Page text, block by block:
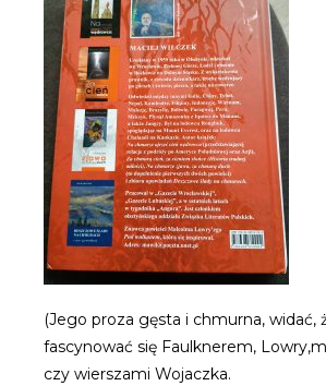
(Jego proza gęsta i chmurna, widać,
fascynować się Faulknerem,
czy wierszami Wojaczka.